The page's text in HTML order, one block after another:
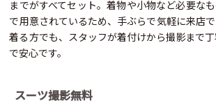
までがすべてセット。着物や小物など必要な
で用意されているため、手ぶらで気軽に来店
着る方でも、スタッフが着付けから撮影まで
で安心です。
スーツ撮影無料